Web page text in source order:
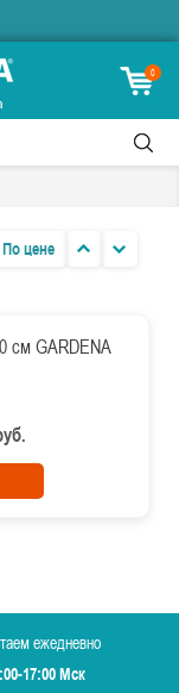
0
По цене
см GARDENA
ежедневно
17:00 Мск